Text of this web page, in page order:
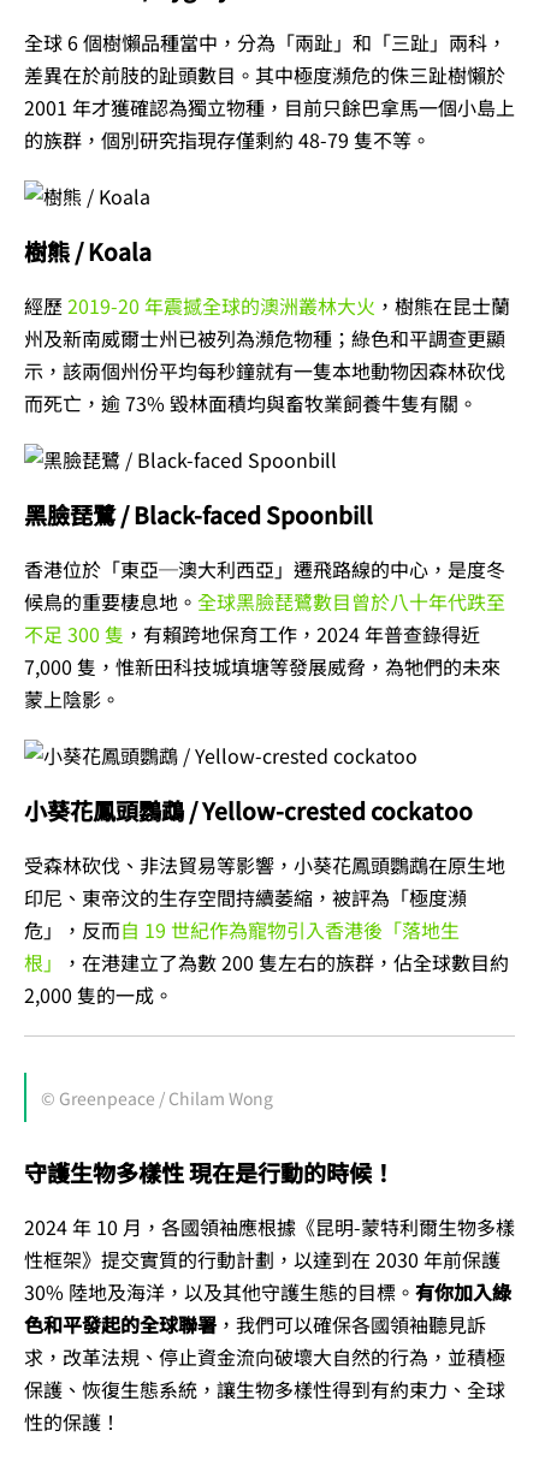
全球 6 個樹懶品種當中，分為「兩趾」和「三趾」兩科，
差異在於前肢的趾頭數目。其中極度瀕危的侏三趾樹懶於
2001 年才獲確認為獨立物種，目前只餘巴拿馬一個小島上
的族群，個別研究指現存僅剩約 48-79 隻不等。
樹熊 / Koala
經歷 2019-20 年震撼全球的澳洲叢林大火 ，樹熊在昆士蘭
州及新南威爾士州已被列為瀕危物種；綠色和平調查更顯
示，該兩個州份平均每秒鐘就有一隻本地動物因森林砍伐
而死亡，逾 73% 毀林面積均與畜牧業飼養牛隻有關。
黑臉琵鷺 / Black-faced Spoonbill
香港位於「東亞─澳大利西亞」遷飛路線的中心，是度冬
候鳥的重要棲息地。 全球黑臉琵鷺數目曾於八十年代跌至
不足 300 隻 ，有賴跨地保育工作，2024 年普查錄得近
7,000 隻，惟新田科技城填塘等發展威脅，為牠們的未來
蒙上陰影。
小葵花鳳頭鸚鵡 / Yellow-crested cockatoo
受森林砍伐、非法貿易等影響，小葵花鳳頭鸚鵡在原生地
印尼、東帝汶的生存空間持續萎縮，被評為「極度瀕
危」，反而自 19 世紀作為寵物引入香港後「落地生
根」
，在港建立了為數 200 隻左右的族群，佔全球數目約
2,000 隻的一成。
© Greenpeace / Chilam Wong
守護生物多樣性 現在是行動的時候！
2024 年 10 月，各國領袖應根據《昆明-蒙特利爾生物多樣
性框架》提交實質的行動計劃，以達到在 2030 年前保護
30% 陸地及海洋，以及其他守護生態的目標。 有你加入綠
色和平發起的全球聯署 ，我們可以確保各國領袖聽見訴
求，改革法規、停止資金流向破壞大自然的行為，並積極
保護、恢復生態系統，讓生物多樣性得到有約束力、全球
性的保護！